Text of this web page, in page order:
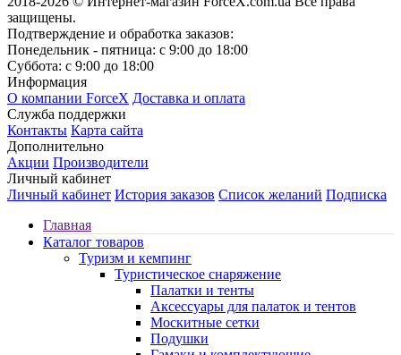
защищены.
Подтверждение и обработка заказов:
Понедельник - пятница: с 9:00 до 18:00
Суббота: с 9:00 до 18:00
Информация
О компании ForceX Доставка и оплата
Служба поддержки
Контакты Карта сайта
Дополнительно
Акции Производители
Личный кабинет
Личный кабинет История заказов Список желаний Подписка
Главная
Каталог товаров
Туризм и кемпинг
Туристическое снаряжение
Палатки и тенты
Аксессуары для палаток и тентов
Москитные сетки
Подушки